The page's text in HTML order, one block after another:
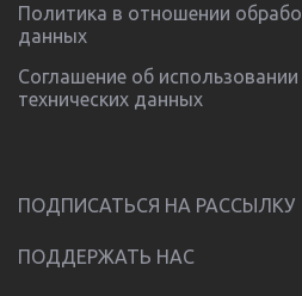
Политика в отношении
данных
Соглашение об
технических данных
ПОДПИСАТЬСЯ НА РАССЫЛКУ
ПОДДЕРЖАТЬ НАС